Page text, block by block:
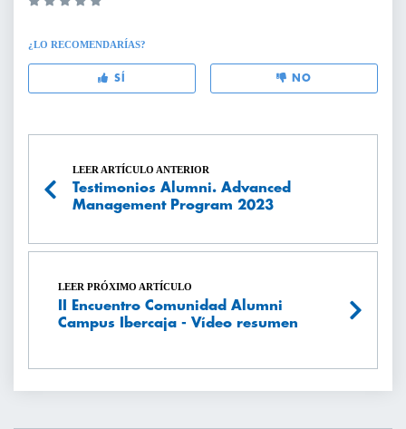
¿LO RECOMENDARÍAS?
SÍ NO
LEER ARTÍCULO ANTERIOR
Testimonios Alumni. Advanced
Management Program 2023
LEER PRÓXIMO ARTÍCULO
II Encuentro Comunidad Alumni
Campus Ibercaja - Vídeo resumen